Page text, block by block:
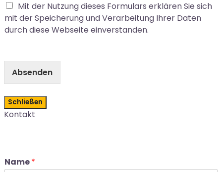
Mit der Nutzung dieses Formulars erklären Sie sich
mit der Speicherung und Verarbeitung Ihrer Daten
durch diese Webseite einverstanden.
Absenden
Schließen
Kontakt
Name*